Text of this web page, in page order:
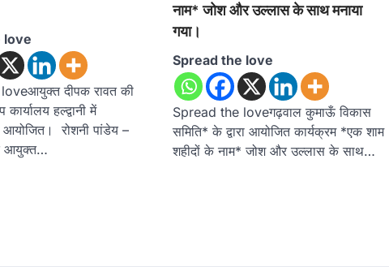
love
दीपक रावत की
हल्द्वानी में
रोशनी पांडेय –
आयुक्त…
नाम* जोश और उल्लास के साथ मनाया
गया।
Spread the love
Spread the loveगढ़वाल कुमाऊँ विकास
समिति* के द्वारा आयोजित कार्यक्रम *एक शाम
शहीदों के नाम* जोश और उल्लास के साथ…